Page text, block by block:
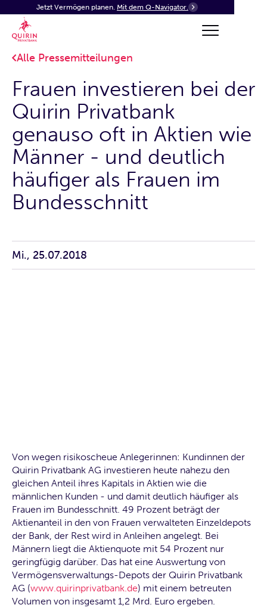
Jetzt Vermögen planen. Mit dem Q-Navigator.
Alle Pressemitteilungen
Frauen investieren bei der
Quirin Privatbank
genauso oft in Aktien wie
Männer - und deutlich
häufiger als Frauen im
Bundesschnitt
Mi., 25.07.2018
Von wegen risikoscheue Anlegerinnen: Kundinnen der
Quirin Privatbank AG investieren heute nahezu den
gleichen Anteil ihres Kapitals in Aktien wie die
männlichen Kunden - und damit deutlich häufiger als
Frauen im Bundesschnitt. 49 Prozent beträgt der
Aktienanteil in den von Frauen verwalteten Einzeldepots
der Bank, der Rest wird in Anleihen angelegt. Bei
Männern liegt die Aktienquote mit 54 Prozent nur
geringfügig darüber. Das hat eine Auswertung von
Vermögensverwaltungs-Depots der Quirin Privatbank
AG (www.quirinprivatbank.de) mit einem betreuten
Volumen von insgesamt 1,2 Mrd. Euro ergeben.